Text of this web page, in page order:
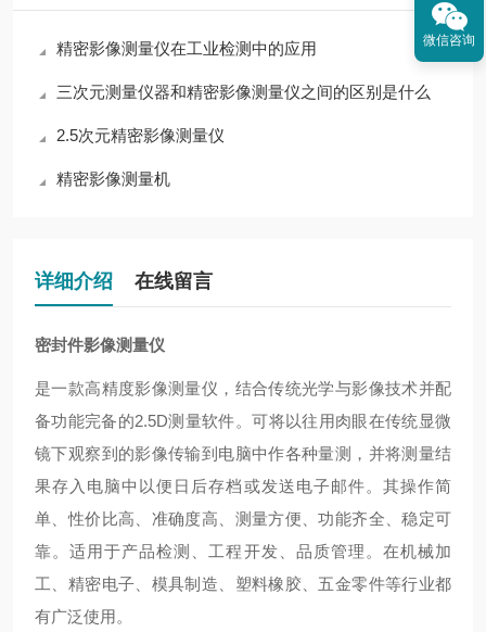
精密影像测量仪在工业检测中的应用
三次元测量仪器和精密影像测量仪之间的区别是什么
2.5次元精密影像测量仪
精密影像测量机
详细介绍 在线留言
密封件影像测量仪
是一款高精度影像测量仪，结合传统光学与影像技术并配
备功能完备的2.5D测量软件。可将以往用肉眼在传统显微
镜下观察到的影像传输到电脑中作各种量测，并将测量结
果存入电脑中以便日后存档或发送电子邮件。其操作简
单、性价比高、准确度高、测量方便、功能齐全、稳定可
靠。适用于产品检测、工程开发、品质管理。在机械加
工、精密电子、模具制造、塑料橡胶、五金零件等行业都
有广泛使用。
微信咨询